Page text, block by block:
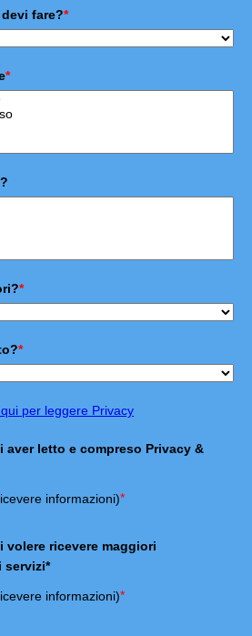
fare?*
*
*
*
per leggere Privacy
letto e compreso Privacy &
informazioni)*
volere ricevere maggiori
servizi*
informazioni)*